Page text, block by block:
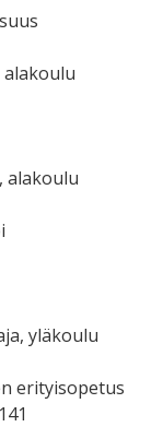
alakoulu
alakoulu
yläkoulu
erityisopetus